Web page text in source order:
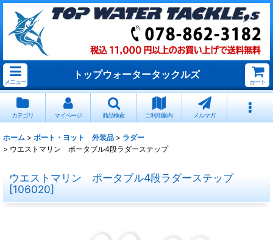
メニュー
トップウォータータックルズ
カート
カテゴリ マイページ 商品検索 ご利用案内 メルマガ
ホーム > ボート・ヨット 外装品 > ラダー
> ウエストマリン ポータブル4段ラダーステップ
ウエストマリン ポータブル4段ラダーステップ
[106020]